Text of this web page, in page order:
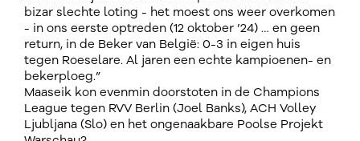
bizar slechte loting - het moest ons weer overkomen
- in ons eerste optreden (12 oktober ’24) … en geen
return, in de Beker van België: 0-3 in eigen huis
tegen Roeselare. Al jaren een echte kampioenen- en
bekerploeg.”
Maaseik kon evenmin doorstoten in de Champions
League tegen RVV Berlin (Joel Banks), ACH Volley
Ljubljana (Slo) en het ongenaakbare Poolse Projekt